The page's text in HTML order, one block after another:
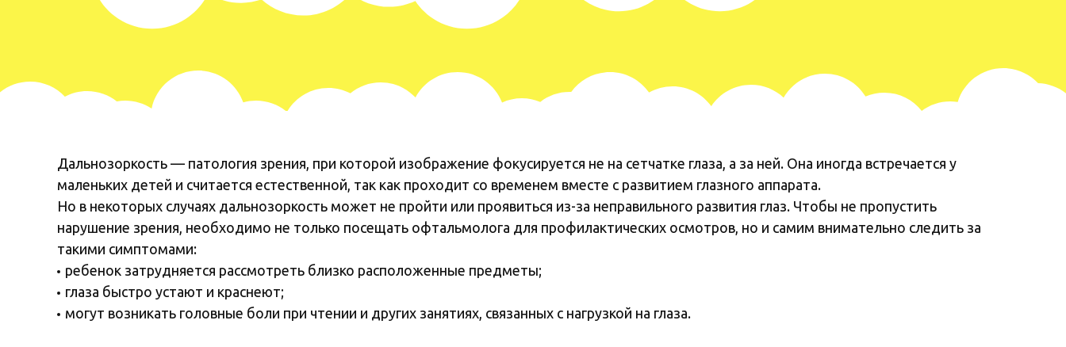
Дальнозоркость — патология зрения, при которой изображение фокусируется не на сетчатке глаза, а за ней. Она иногда встречается у
маленьких детей и считается естественной, так как проходит со временем вместе с развитием глазного аппарата.
Но в некоторых случаях дальнозоркость может не пройти или проявиться из-за неправильного развития глаз. Чтобы не пропустить
нарушение зрения, необходимо не только посещать офтальмолога для профилактических осмотров, но и самим внимательно следить за
такими симптомами:
ребенок затрудняется рассмотреть близко расположенные предметы;
глаза быстро устают и краснеют;
могут возникать головные боли при чтении и других занятиях, связанных с нагрузкой на глаза.